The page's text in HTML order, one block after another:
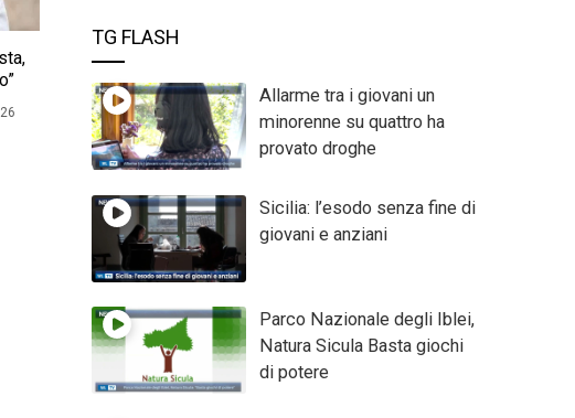
TG FLASH
Allarme tra i giovani un
minorenne su quattro ha
provato droghe
Sicilia: l’esodo senza fine di
giovani e anziani
Parco Nazionale degli Iblei,
Natura Sicula Basta giochi
di potere